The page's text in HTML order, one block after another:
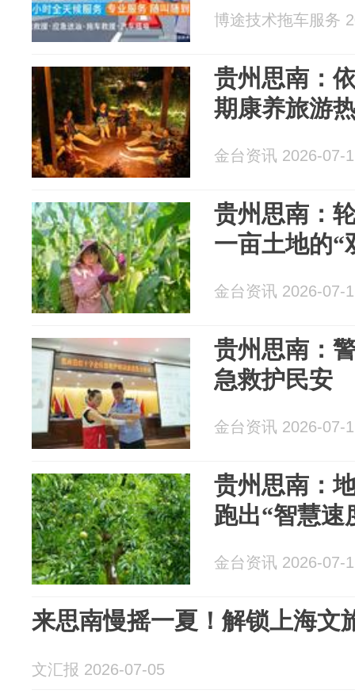
博途技术拖车服务
贵州思南：
期康养旅游
金台资讯 2026-07-
贵州思南：
一亩土地的“
金台资讯 2026-07-
贵州思南：
急救护民安
金台资讯 2026-07-
贵州思南：
跑出“智慧速
金台资讯 2026-07-
来思南慢摇一夏！解锁上海文
文汇报 2026-07-05